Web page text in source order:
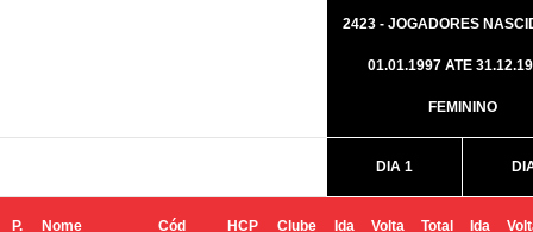
2423 - JOGADORES
01.01.1997 ATE
FEMININO
DIA 1
P. Nome Cód HCP Clube Ida Volta Total Ida